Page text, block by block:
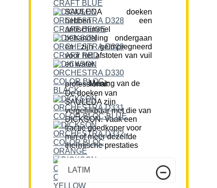
SAULEDA doeken
hebben een
antischimmel
behandeling ondergaan
en zijn geïmpregneerd
voor het afstoten van vuil
en water.
Mening van de professional:
De doeken van
SAULEDA zijn
vergelijkbaar met die van
DICKSON. Vaak een
fractie goedkoper voor
min of meer dezelfde
thermische prestaties
LATIM